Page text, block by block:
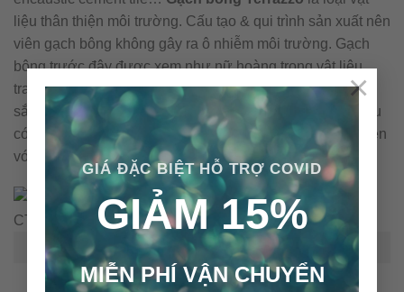
GIÁ ĐẶC BIỆT HỖ TRỢ COVID
GIẢM 15%
MIỄN PHÍ VẬN CHUYỂN
×
liệu thân thiện môi trường. Cấu tạo & qui trình sản xuất nên
viên gạch bông không gây ra ô nhiễm môi trường. Gạch
bông trước đây được xem như nữ hoàng trong vật liệu
trang trí. Với ưu điểm như: đang dạng về mẫu mã, màu
sắc. Dễ phối hợp với các loại vật liệu khác.Là loại vật liệu
có tính thoáng mát, dễ vệ sinh. Đặc biệt, gạch bông rất bền
với thời gian.
Gạch bông CTS TE-97.5(1-4-9)